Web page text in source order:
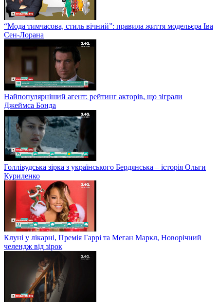
“Мода тимчасова, стиль вічний”: правила життя модельєра Іва
Сен-Лорана
Найпопулярніший агент: рейтинг акторів, що зіграли
Джеймса Бонда
Голлівудська зірка з українського Бердянська – історія Ольги
Куриленко
Клуні у лікарні, Премія Гаррі та Меган Маркл, Новорічний
челендж від зірок